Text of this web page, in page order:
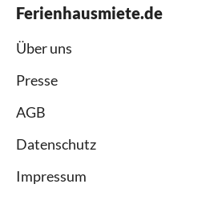
Ferienhausmiete.de
Über uns
Presse
AGB
Datenschutz
Impressum